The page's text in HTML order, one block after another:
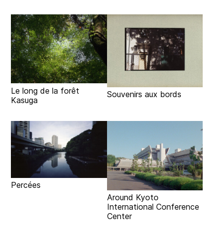
Le long de la forêt
Kasuga
Souvenirs aux bords
Percées
Around Kyoto
International Conference
Center